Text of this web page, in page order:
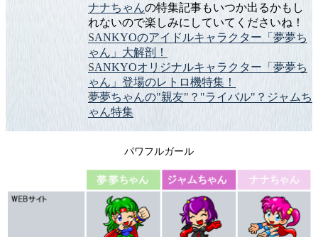
ナナちゃんの特集記事もいつか出るかもし
れないので楽しみにしていてくださいね！
SANKYOのアイドルキャラクター「夢夢ち
ゃん」大解剖！
SANKYOオリジナルキャラクター「夢夢ち
ゃん」登場のレトロ機特集！
夢夢ちゃんの"親友"？"ライバル"？ジャムち
ゃん特集
パワフルガール